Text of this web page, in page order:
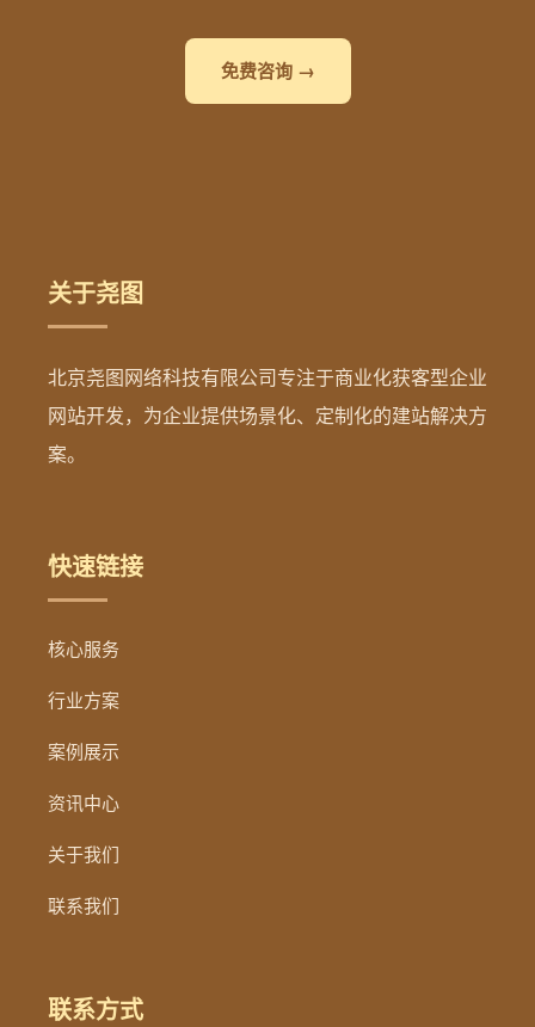
免费咨询 →
关于尧图
北京尧图网络科技有限公司专注于商业化获客型企业
网站开发，为企业提供场景化、定制化的建站解决方
案。
快速链接
核心服务
行业方案
案例展示
资讯中心
关于我们
联系我们
联系方式